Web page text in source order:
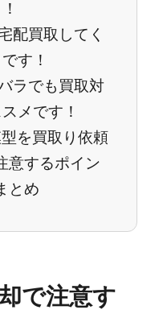
配買取してく
す！
ラでも買取対
メです！
を買取り依頼
意するポイン
とめ
で注意す